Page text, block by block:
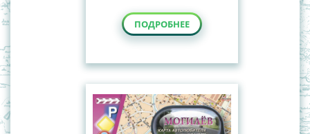
ПОДРОБНЕЕ